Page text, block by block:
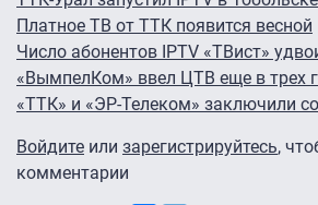
Платное ТВ от ТТК появится весной
Число абонентов IPTV «ТВист»
«ВымпелКом» ввел ЦТВ еще в трех
«ТТК» и «ЭР-Телеком» заключили
Войдите или зарегистрируйтесь,
комментарии